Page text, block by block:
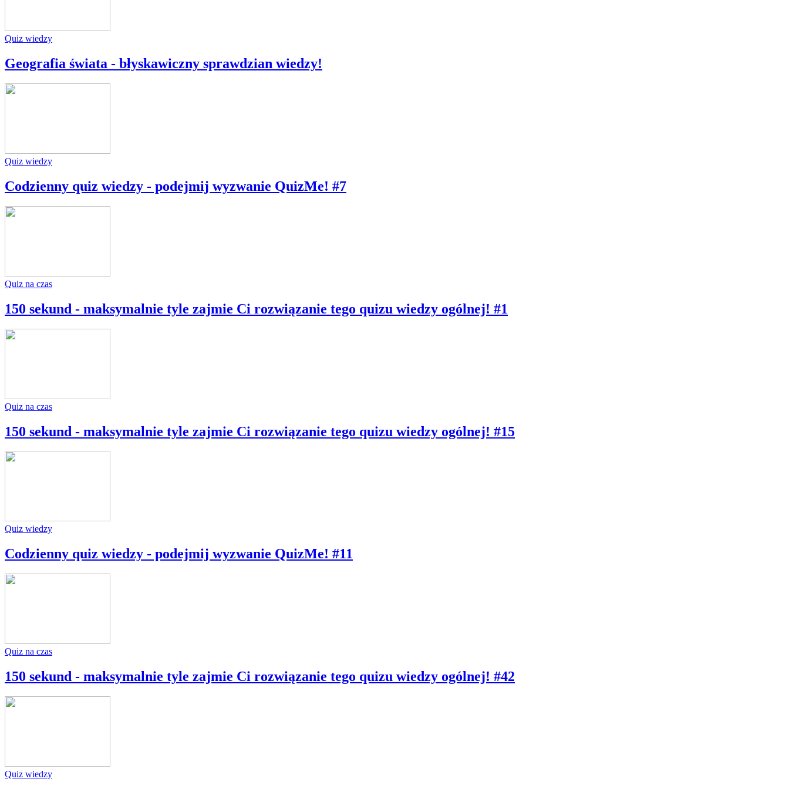
Quiz wiedzy
Geografia świata - błyskawiczny sprawdzian wiedzy!
Quiz wiedzy
Codzienny quiz wiedzy - podejmij wyzwanie QuizMe! #7
Quiz na czas
150 sekund - maksymalnie tyle zajmie Ci rozwiązanie tego quizu wiedzy ogólnej! #1
Quiz na czas
150 sekund - maksymalnie tyle zajmie Ci rozwiązanie tego quizu wiedzy ogólnej! #15
Quiz wiedzy
Codzienny quiz wiedzy - podejmij wyzwanie QuizMe! #11
Quiz na czas
150 sekund - maksymalnie tyle zajmie Ci rozwiązanie tego quizu wiedzy ogólnej! #42
Quiz wiedzy